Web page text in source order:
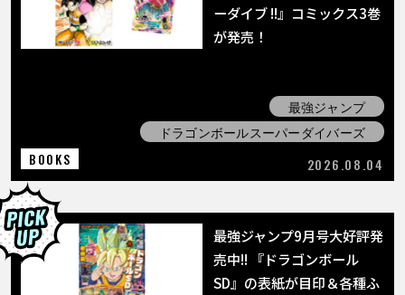
ABOUT
FR DE ES
ーダイブ !!』コミックス3巻
が発売！
最強ジャンプ
ドラゴンボールスーパーダイバーズ
BOOKS
2026.08.04
最強ジャンプ9月号大好評発
売中!! 『ドラゴンボール
SD』の表紙が目印＆各種ふ